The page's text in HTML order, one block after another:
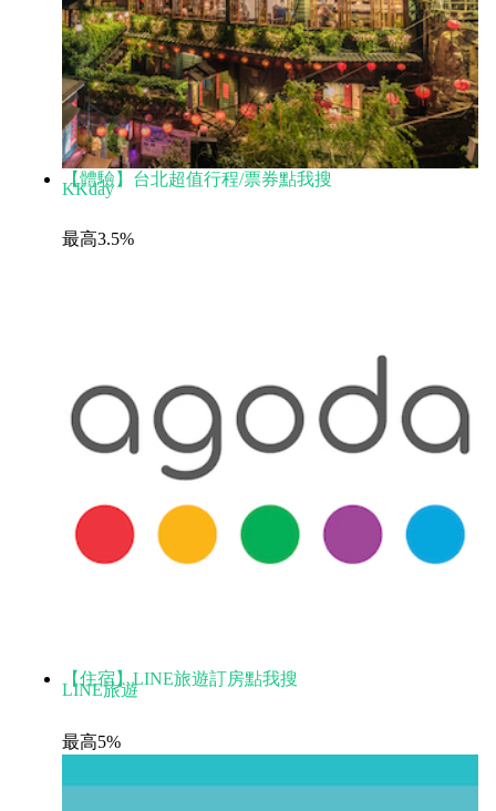
【體驗】台北超值行程/票券點我搜
KKday
最高3.5%
【住宿】LINE旅遊訂房點我搜
LINE旅遊
最高5%